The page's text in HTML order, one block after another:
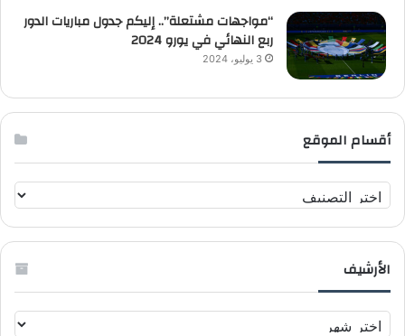
“مواجهات مشتعلة”.. إليكم جدول مباريات الدور
ربع النهائي في يورو 2024
3 يوليو، 2024
أقسام الموقع
ق
س
م
الأرشيف